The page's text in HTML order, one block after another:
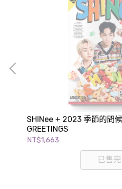
SHINee + 2023 季節的問
GREETINGS
NT$1,663
已售完